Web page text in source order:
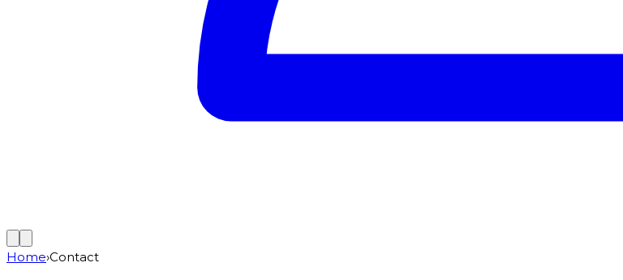
Home›Contact